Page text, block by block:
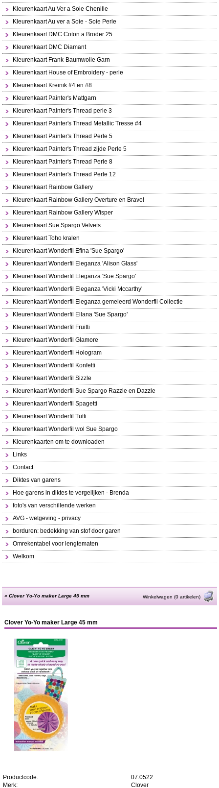
Kleurenkaart Au Ver a Soie Chenille
Kleurenkaart Au ver a Soie - Soie Perle
Kleurenkaart DMC Coton a Broder 25
Kleurenkaart DMC Diamant
Kleurenkaart Frank-Baumwolle Garn
Kleurenkaart House of Embroidery - perle
Kleurenkaart Kreinik #4 en #8
Kleurenkaart Painter's Mattgarn
Kleurenkaart Painter's Thread perle 3
Kleurenkaart Painter's Thread Metallic Tresse #4
Kleurenkaart Painter's Thread Perle 5
Kleurenkaart Painter's Thread zijde Perle 5
Kleurenkaart Painter's Thread Perle 8
Kleurenkaart Painter's Thread Perle 12
Kleurenkaart Rainbow Gallery
Kleurenkaart Rainbow Gallery Overture en Bravo!
Kleurenkaart Rainbow Gallery Wisper
Kleurenkaart Sue Spargo Velvets
Kleurenkaart Toho kralen
Kleurenkaart Wonderfil Efina 'Sue Spargo'
Kleurenkaart Wonderfil Eleganza 'Alison Glass'
Kleurenkaart Wonderfil Eleganza 'Sue Spargo'
Kleurenkaart Wonderfil Eleganza 'Vicki Mccarthy'
Kleurenkaart Wonderfil Eleganza gemeleerd Wonderfil Collectie
Kleurenkaart Wonderfil Ellana 'Sue Spargo'
Kleurenkaart Wonderfil Fruitti
Kleurenkaart Wonderfil Glamore
Kleurenkaart Wonderfil Hologram
Kleurenkaart Wonderfil Konfetti
Kleurenkaart Wonderfil Sizzle
Kleurenkaart Wonderfil Sue Spargo Razzle en Dazzle
Kleurenkaart Wonderfil Spagetti
Kleurenkaart Wonderfil Tutti
Kleurenkaart Wonderfil wol Sue Spargo
Kleurenkaarten om te downloaden
Links
Contact
Diktes van garens
Hoe garens in diktes te vergelijken - Brenda
foto's van verschillende werken
AVG - wetgeving - privacy
borduren: bedekking van stof door garen
Omrekentabel voor lengtematen
Welkom
»Clover Yo-Yo maker Large 45 mm Winkelwagen (0 artikelen)
Clover Yo-Yo maker Large 45 mm
Productcode:
07.0522
Merk:
Clover